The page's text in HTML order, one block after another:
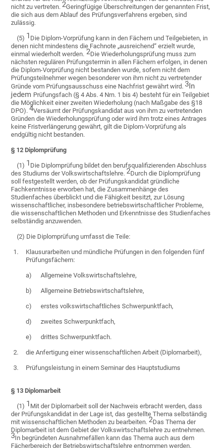
nicht zu vertreten. 2Geringfügige Überschreitungen der genannten Frist,
die sich aus dem Ablauf des Prüfungsverfahrens ergeben, sind
zulässig.
(5) 1 Die Diplom-Vorprüfung kann in den Fächern und Teilgebieten, in
denen nicht mindestens die Fachnote „ausreichend“ erzielt wurde,
einmal wiederholt werden. 2Die Wiederholungsprüfung muss zum
nächsten regulären Prüfungstermin in allen Fächern erfolgen, in denen
die Diplom-Vorprüfung nicht bestanden wurde, sofern nicht dem
Prüfungsteilnehmer wegen besonderer von ihm nicht zu vertretender
Gründe vom Prüfungsausschuss eine Nachfrist gewährt wird.3 In
jedem Prüfungsfach (§ 4 Abs. 4 Nrn. 1 bis 4) besteht für ein Teilgebiet
die Möglichkeit einer zweiten Wiederholung (nach Maßgabe des §18
DPO).4Versäumt der Prüfungskandidat aus von ihm zu vertretenden
Gründen die Wiederholungsprüfung oder wird ihm trotz eines Antrages
keine Fristverlängerung gewährt, gilt die Diplom-Vorprüfung als
endgültig nicht bestanden.
§ 12 Diplomprüfung
(1) 1 Die Diplomprüfung bildet den berufsqualifizierenden Abschluss
des Studiums der Volkswirtschaftslehre. 2Durch die Diplomprüfung
soll festgestellt werden, ob der Prüfungskandidat gründliche
Fachkenntnisse erworben hat, die Zusammenhänge des
Studienfaches überblickt und die Fähigkeit besitzt, zur Lösung
wissenschaftlicher, insbesondere betriebswirtschaftlicher Probleme,
die wissenschaftlichen Methoden und Erkenntnisse des Studienfaches
selbständig anzuwenden.
(2) Die Diplomprüfung umfasst die Teile:
1.
Klausurarbeiten und mündliche Prüfungen in den folgenden fünf
Prüfungsfächern:
a) Allgemeine Volkswirtschaftslehre,
b) Allgemeine Betriebswirtschaftslehre,
c) erstes volkswirtschaftliches Schwerpunktfach,
d) zweites Schwerpunktfach,
e) drittes Schwerpunktfach.
2. die Anfertigung einer wissenschaftlichen Arbeit (Diplomarbeit),
3. Prüfungsleistung in einem Seminar des Hauptstudiums
§ 13 Diplomarbeit
(1) 1 Mit der Diplomarbeit soll der Nachweis erbracht werden, dass
der Prüfungskandidat in der Lage ist, das gestellte Thema selbständig
mit wissenschaftlichen Methoden zu bearbeiten. 2Das Thema der
Diplomarbeit ist dem Gebiet der Volkswirtschaftslehre zu entnehmen.
3In begründeten Ausnahmefällen kann das Thema auch aus dem
Fächerbereich der Betriebswirtschaftslehre entnommen werden.